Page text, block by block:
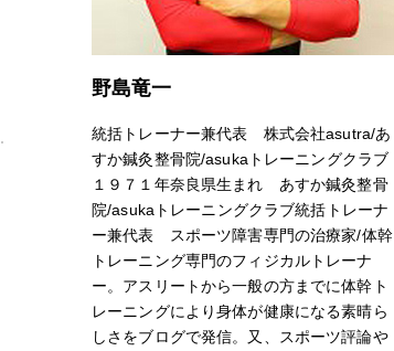
野島竜一
統括トレーナー兼代表 株式会社asutra/あ
すか鍼灸整骨院/asukaトレーニングクラブ
１９７１年奈良県生まれ あすか鍼灸整骨
院/asukaトレーニングクラブ統括トレーナ
ー兼代表 スポーツ障害専門の治療家/体幹
トレーニング専門のフィジカルトレーナ
ー。アスリートから一般の方までに体幹ト
レーニングにより身体が健康になる素晴ら
しさをブログで発信。又、スポーツ評論や